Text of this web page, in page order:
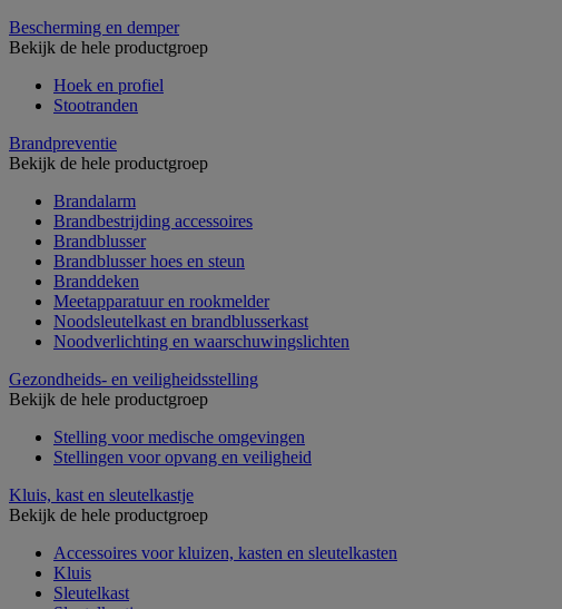
Bescherming en demper
Bekijk de hele productgroep
Hoek en profiel
Stootranden
Brandpreventie
Bekijk de hele productgroep
Brandalarm
Brandbestrijding accessoires
Brandblusser
Brandblusser hoes en steun
Branddeken
Meetapparatuur en rookmelder
Noodsleutelkast en brandblusserkast
Noodverlichting en waarschuwingslichten
Gezondheids- en veiligheidsstelling
Bekijk de hele productgroep
Stelling voor medische omgevingen
Stellingen voor opvang en veiligheid
Kluis, kast en sleutelkastje
Bekijk de hele productgroep
Accessoires voor kluizen, kasten en sleutelkasten
Kluis
Sleutelkast